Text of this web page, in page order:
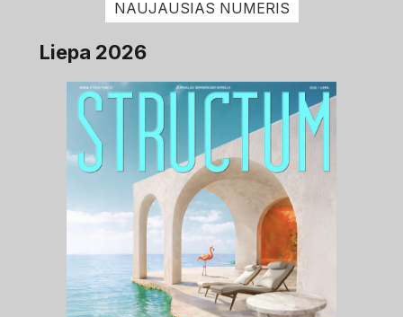
NAUJAUSIAS NUMERIS
Liepa 2026